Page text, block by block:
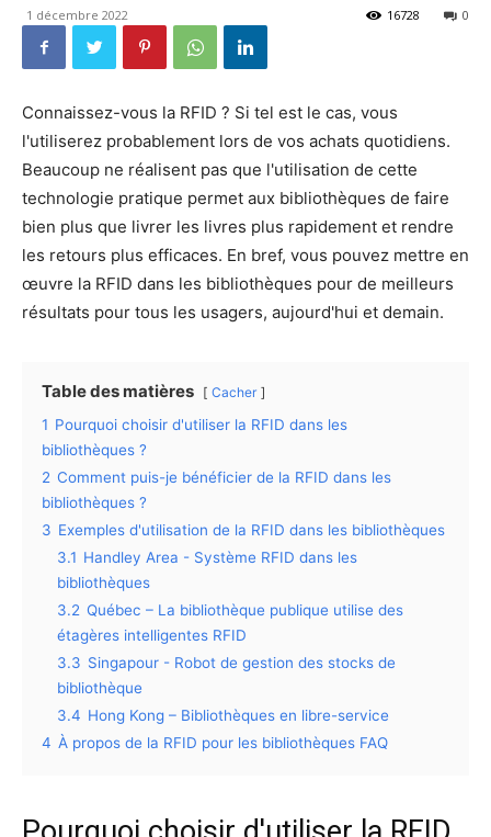
1 décembre 2022 0
16728
Connaissez-vous la RFID ? Si tel est le cas, vous
l'utiliserez probablement lors de vos achats quotidiens.
Beaucoup ne réalisent pas que l'utilisation de cette
technologie pratique permet aux bibliothèques de faire
bien plus que livrer les livres plus rapidement et rendre
les retours plus efficaces. En bref, vous pouvez mettre en
œuvre la RFID dans les bibliothèques pour de meilleurs
résultats pour tous les usagers, aujourd'hui et demain.
Table des matières Cacher
1 Pourquoi choisir d'utiliser la RFID dans les
bibliothèques ?
2 Comment puis-je bénéficier de la RFID dans les
bibliothèques ?
3 Exemples d'utilisation de la RFID dans les bibliothèques
3.1 Handley Area - Système RFID dans les
bibliothèques
3.2 Québec – La bibliothèque publique utilise des
étagères intelligentes RFID
3.3 Singapour - Robot de gestion des stocks de
bibliothèque
3.4 Hong Kong – Bibliothèques en libre-service
4 À propos de la RFID pour les bibliothèques FAQ